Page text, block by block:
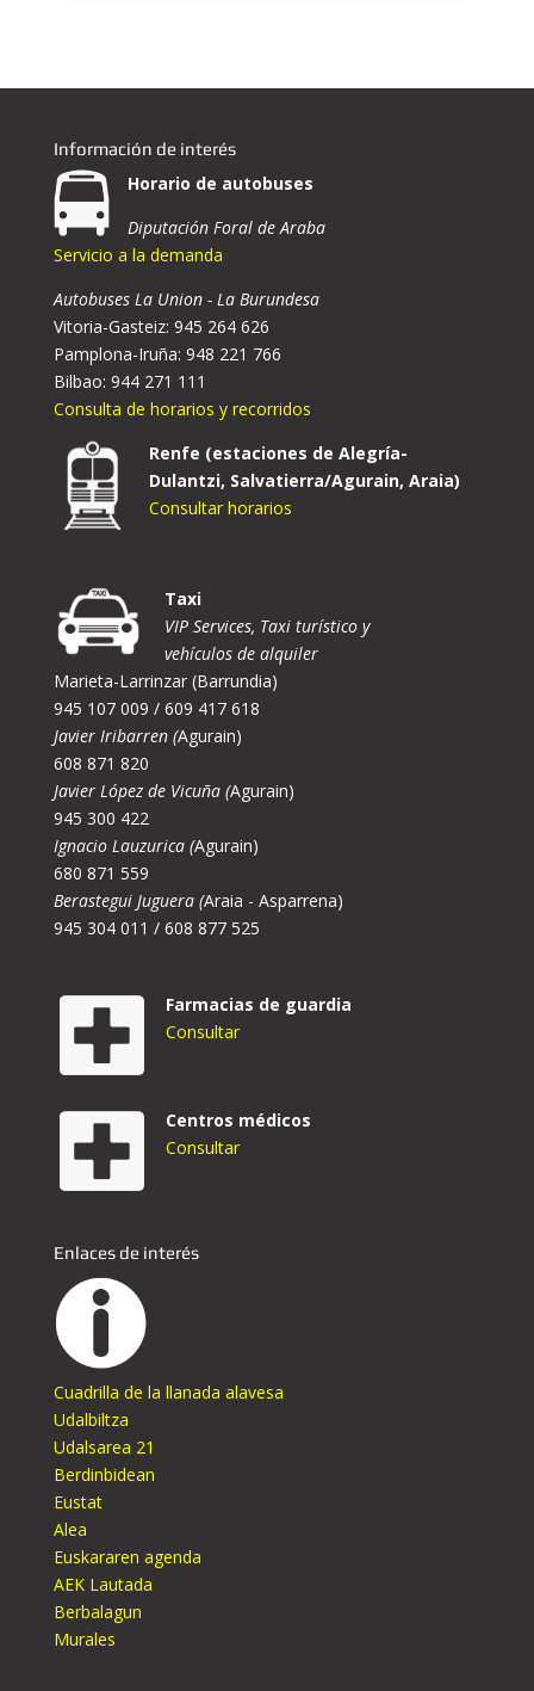
Información de interés
Horario de autobuses
Diputación Foral de Araba
Servicio a la demanda
Autobuses La Union - La Burundesa
Vitoria-Gasteiz: 945 264 626
Pamplona-Iruña: 948 221 766
Bilbao: 944 271 111
Consulta de horarios y recorridos
Renfe (estaciones de Alegría-
Dulantzi, Salvatierra/Agurain, Araia)
Consultar horarios
Taxi
VIP Services, Taxi turístico y
vehículos de alquiler
Marieta-Larrinzar (Barrundia)
945 107 009 / 609 417 618
Javier Iribarren (Agurain)
608 871 820
Javier López de Vicuña (Agurain)
945 300 422
Ignacio Lauzurica (Agurain)
680 871 559
Berastegui Juguera (Araia - Asparrena)
945 304 011 / 608 877 525
Farmacias de guardia
Consultar
Centros médicos
Consultar
Enlaces de interés
Cuadrilla de la llanada alavesa
Udalbiltza
Udalsarea 21
Berdinbidean
Eustat
Alea
Euskararen agenda
AEK Lautada
Berbalagun
Murales